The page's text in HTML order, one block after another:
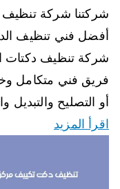
شركتنا شركة تنظيف
أفضل فني تنظيف
شركة تنظيف دكتات
فريق فني متكامل
أو التصليح والتبديل
اقرأ المزيد